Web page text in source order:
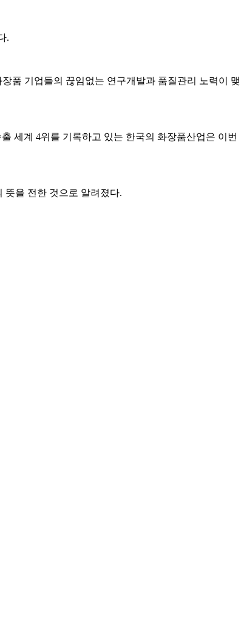
.
품 기업들의 끊임없는 연구개발과 품질관리 노력이 맺
세계 4위를 기록하고 있는 한국의 화장품산업은 이번
뜻을 전한 것으로 알려졌다.